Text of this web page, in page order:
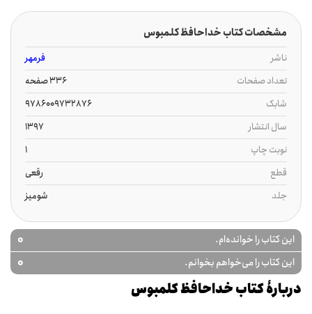
مشخصات کتاب خداحافظ کلمبوس
ناشر
فرمهر
تعداد صفحات
336 صفحه
شابک
9786009732876
سال انتشار
1397
نوبت چاپ
1
قطع
رقعی
جلد
شومیز
این کتاب را خوانده‌ام. 0
این کتاب را می‌خواهم بخوانم. 0
دربارۀ کتاب خداحافظ کلمبوس